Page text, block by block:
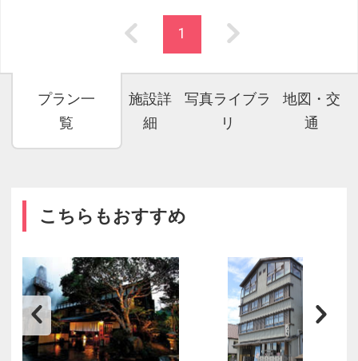
1
プラン一
覧
施設詳
細
写真ライブラ
リ
地図・交
通
こちらもおすすめ